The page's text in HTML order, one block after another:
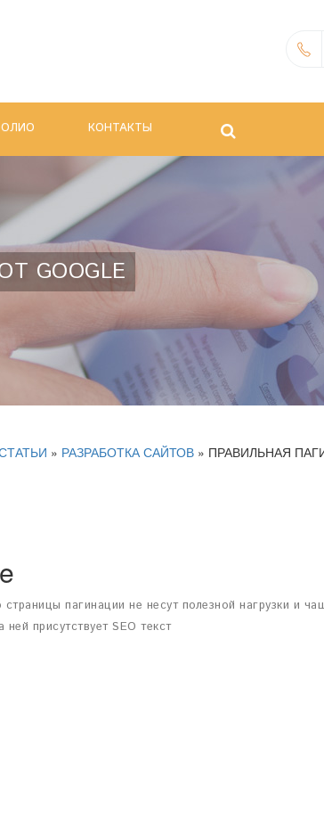
КОНТАКТЫ
GOOGLE
» РАЗРАБОТКА САЙТОВ» ПРАВИЛЬНАЯ
пагинации не несут полезной нагрузки и
присутствует SEO текст